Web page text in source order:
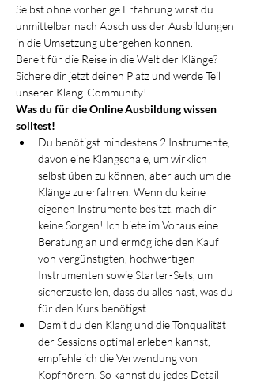
Selbst ohne vorherige Erfahrung wirst du
unmittelbar nach Abschluss der Ausbildungen
in die Umsetzung übergehen können.
Bereit für die Reise in die Welt der Klänge?
Sichere dir jetzt deinen Platz und werde Teil
unserer Klang-Community!
Was du für die Online Ausbildung wissen
solltest!
Du benötigst mindestens 2 Instrumente,
davon eine Klangschale, um wirklich
selbst üben zu können, aber auch um die
Klänge zu erfahren. Wenn du keine
eigenen Instrumente besitzt, mach dir
keine Sorgen! Ich biete im Voraus eine
Beratung an und ermögliche den Kauf
von vergünstigten, hochwertigen
Instrumenten sowie Starter-Sets, um
sicherzustellen, dass du alles hast, was du
für den Kurs benötigst.
Damit du den Klang und die Tonqualität
der Sessions optimal erleben kannst,
empfehle ich die Verwendung von
Kopfhörern. So kannst du jedes Detail